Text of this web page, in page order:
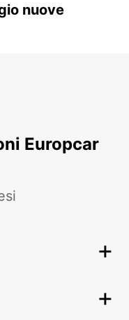
nuove
Europcar